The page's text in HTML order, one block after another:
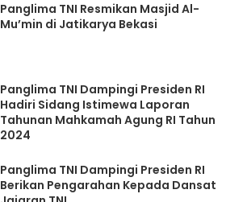
Panglima TNI Resmikan Masjid Al-
Mu’min di Jatikarya Bekasi
Panglima TNI Dampingi Presiden RI
Hadiri Sidang Istimewa Laporan
Tahunan Mahkamah Agung RI Tahun
2024
Panglima TNI Dampingi Presiden RI
Berikan Pengarahan Kepada Dansat